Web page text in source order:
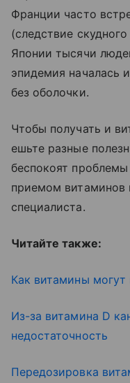
Франции часто
(следствие
Японии тысячи
эпидемия началась
без оболочки.
Чтобы получать и
ешьте разные
беспокоят
приемом витаминов
специалиста.
Читайте также:
Как витамины могут
Из-за витамина D
недостаточность
Передозировка